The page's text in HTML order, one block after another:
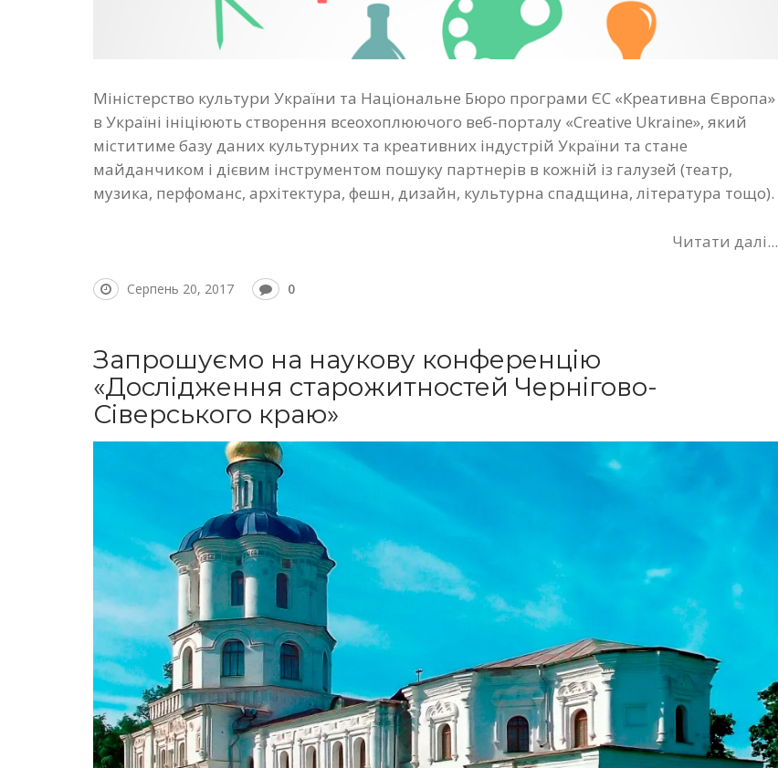
Міністерство культури України та Національне Бюро програми ЄС «Креативна Європа»
в Україні ініціюють створення всеохоплюючого веб-порталу «Creative Ukraine», який
міститиме базу даних культурних та креативних індустрій України та стане
майданчиком і дієвим інструментом пошуку партнерів в кожній із галузей (театр,
музика, перфоманс, архітектура, фешн, дизайн, культурна спадщина, література тощо).
Читати далі...
Серпень 20, 2017 0
Запрошуємо на наукову конференцію
«Дослідження старожитностей Чернігово-
Сіверського краю»